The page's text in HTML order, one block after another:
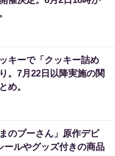
キーで「クッキー詰め
。7月22日以降実施の関
め。
のプーさん」原作デビ
ールやグッズ付きの商品